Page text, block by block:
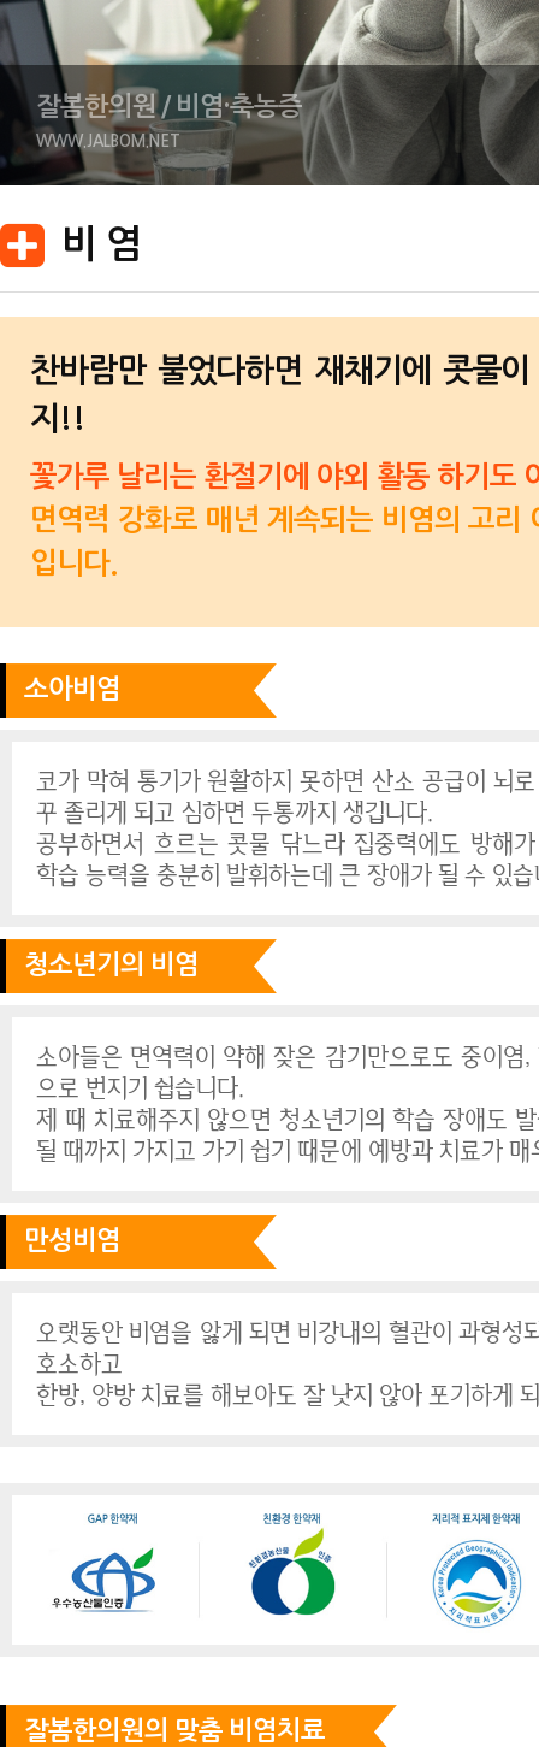
잘봄한의원 / 비염·축농증
WWW.JALBOM.NET
비 염
찬바람만 불었다하면 재채기에 콧물
지!!
꽃가루 날리는 환절기에 야외 활동 하기도
면역력 강화로 매년 계속되는 비염의 고리
입니다.
소아비염
코가 막혀 통기가 원활하지 못하면 산소 공급이 뇌
꾸 졸리게 되고 심하면 두통까지 생깁니다.
공부하면서 흐르는 콧물 닦느라 집중력에도 방해
학습 능력을 충분히 발휘하는데 큰 장애가 될 수 있
청소년기의 비염
소아들은 면역력이 약해 잦은 감기만으로도 중이염
으로 번지기 쉽습니다.
제 때 치료해주지 않으면 청소년기의 학습 장애도
될 때까지 가지고 가기 쉽기 때문에 예방과 치료가
만성비염
오랫동안 비염을 앓게 되면 비강내의 혈관이 과형성
호소하고
한방, 양방 치료를 해보아도 잘 낫지 않아 포기하게
잘봄한의원의 맞춤 비염치료